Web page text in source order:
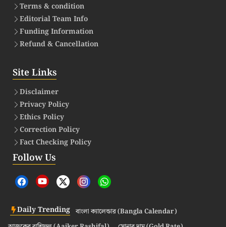
Terms & condition
Editorial Team Info
Funding Information
Refund & Cancellation
Site Links
Disclaimer
Privacy Policy
Ethics Policy
Correction Policy
Fact Checking Policy
Follow Us
Daily Trending বাংলা ক্যালেন্ডার (Bangla Calendar)